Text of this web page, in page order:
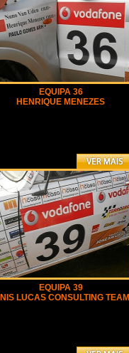
EQUIPA 36
HENRIQUE MENEZES
EQUIPA 39
LUCAS CONSULTING TEAM